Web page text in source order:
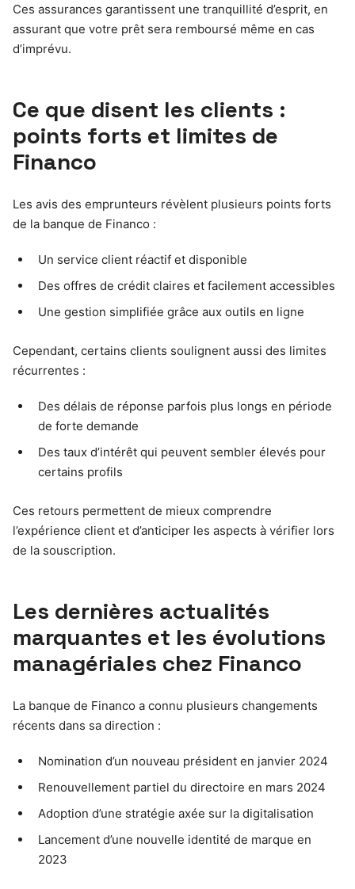
Ces assurances garantissent une tranquillité d’esprit, en
assurant que votre prêt sera remboursé même en cas
d’imprévu.
Ce que disent les clients :
points forts et limites de
Financo
Les avis des emprunteurs révèlent plusieurs points forts
de la banque de Financo :
Un service client réactif et disponible
Des offres de crédit claires et facilement accessibles
Une gestion simplifiée grâce aux outils en ligne
Cependant, certains clients soulignent aussi des limites
récurrentes :
Des délais de réponse parfois plus longs en période
de forte demande
Des taux d’intérêt qui peuvent sembler élevés pour
certains profils
Ces retours permettent de mieux comprendre
l’expérience client et d’anticiper les aspects à vérifier lors
de la souscription.
Les dernières actualités
marquantes et les évolutions
managériales chez Financo
La banque de Financo a connu plusieurs changements
récents dans sa direction :
Nomination d’un nouveau président en janvier 2024
Renouvellement partiel du directoire en mars 2024
Adoption d’une stratégie axée sur la digitalisation
Lancement d’une nouvelle identité de marque en
2023